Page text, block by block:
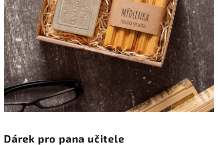
Dárek pro pana učitele